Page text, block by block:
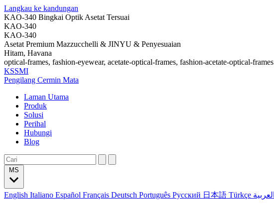
Langkau ke kandungan
KAO-340 Bingkai Optik Asetat Tersuai
KAO-340
KAO-340
Asetat Premium Mazzucchelli & JINYU & Penyesuaian
Hitam, Havana
optical-frames, fashion-eyewear, acetate-optical-frames, fashion-acetate-optical-frames
KSSMI
Pengilang Cermin Mata
Laman Utama
Produk
Solusi
Perihal
Hubungi
Blog
English Italiano Español Français Deutsch Português Русский 日本語 Türkçe